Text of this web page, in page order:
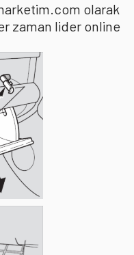
olarak
zaman lider online